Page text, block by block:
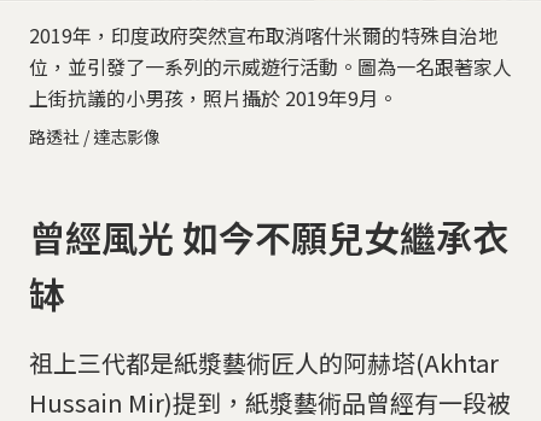
2019年，印度政府突然宣布取消喀什米爾的特殊自治地
位，並引發了一系列的示威遊行活動。圖為一名跟著家人
上街抗議的小男孩，照片攝於 2019年9月。
路透社 / 達志影像
曾經風光 如今不願兒女繼承衣
缽
祖上三代都是紙漿藝術匠人的阿赫塔(Akhtar
Hussain Mir)提到，紙漿藝術品曾經有一段被